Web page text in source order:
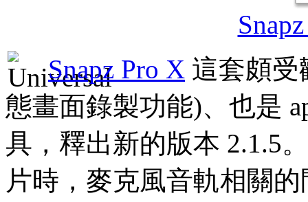
Snapz Pro X 這套頗受
態畫面錄製功能)、也是
具，釋出新的版本 2.1.5
片時，麥克風音軌相關